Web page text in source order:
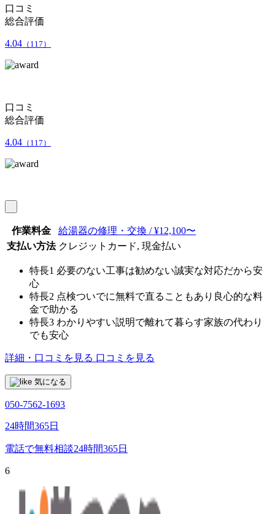
口コミ
総合評価
4.04 （117）
口コミ
総合評価
4.04 （117）
作業料金
給湯器の修理・交換 / ¥12,100〜
支払い方法 クレジットカード, 現金払い
特長1 必要のない工事は勧めない誠実な対応だから安
心
特長2 点検ついでに無料で直ることもあり良心的な料
金で助かる
特長3 わかりやすい説明で離れて暮らす家族の代わり
でも安心
詳細・口コミを見る 口コミを見る
気になる
050-7562-1693
24時間365日
電話で無料相談24時間365日
6